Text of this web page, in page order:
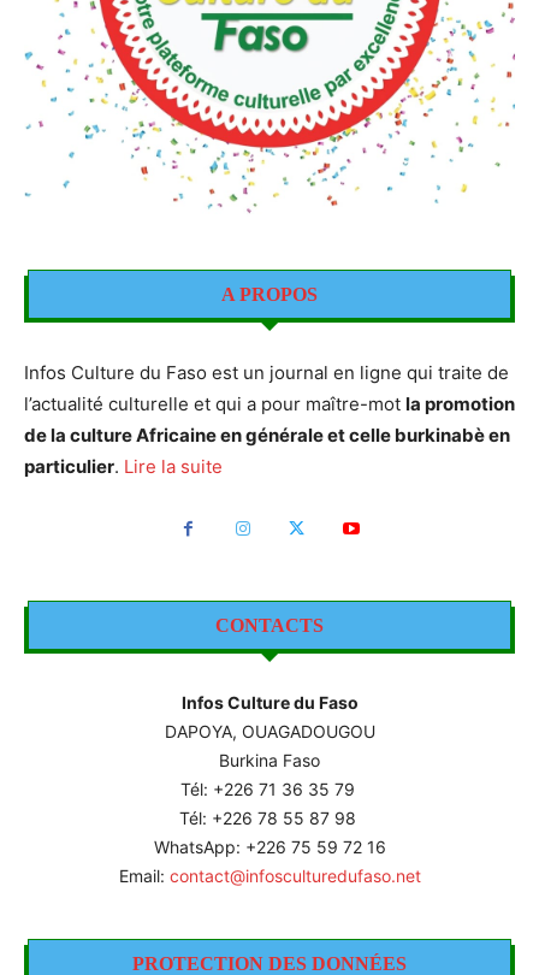
A PROPOS
Infos Culture du Faso est un journal en ligne qui traite de
l’actualité culturelle et qui a pour maître-mot la promotion
de la culture Africaine en générale et celle burkinabè en
particulier. Lire la suite
CONTACTS
Infos Culture du Faso
DAPOYA, OUAGADOUGOU
Burkina Faso
Tél: +226 71 36 35 79
Tél: +226 78 55 87 98
WhatsApp: +226 75 59 72 16
Email: contact@infosculturedufaso.net
PROTECTION DES DONNÉES